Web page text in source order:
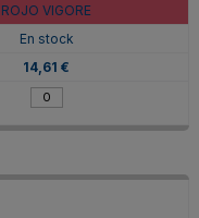
ROJO VIGORE
En stock
14,61 €